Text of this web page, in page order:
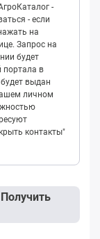
-
- если
на
Запрос на
будет
портала в
выдан
личном
контакты"